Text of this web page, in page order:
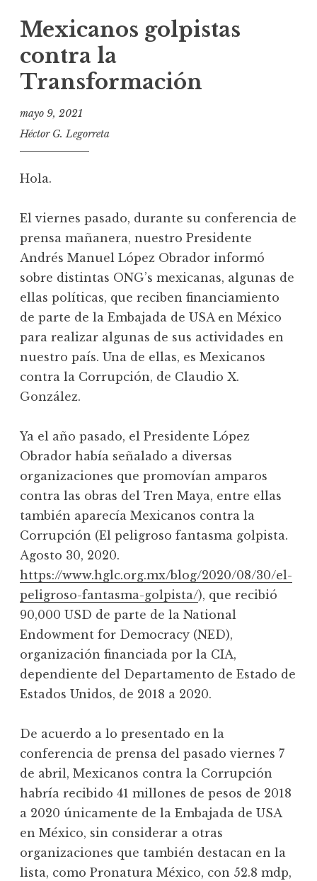
Mexicanos golpistas
contra la
Transformación
mayo 9, 2021
Héctor G. Legorreta
Hola.
El viernes pasado, durante su conferencia de
prensa mañanera, nuestro Presidente
Andrés Manuel López Obrador informó
sobre distintas ONG’s mexicanas, algunas de
ellas políticas, que reciben financiamiento
de parte de la Embajada de USA en México
para realizar algunas de sus actividades en
nuestro país. Una de ellas, es Mexicanos
contra la Corrupción, de Claudio X.
González.
Ya el año pasado, el Presidente López
Obrador había señalado a diversas
organizaciones que promovían amparos
contra las obras del Tren Maya, entre ellas
también aparecía Mexicanos contra la
Corrupción (El peligroso fantasma golpista.
Agosto 30, 2020.
https://www.hglc.org.mx/blog/2020/08/30/el-
peligroso-fantasma-golpista/), que recibió
90,000 USD de parte de la National
Endowment for Democracy (NED),
organización financiada por la CIA,
dependiente del Departamento de Estado de
Estados Unidos, de 2018 a 2020.
De acuerdo a lo presentado en la
conferencia de prensa del pasado viernes 7
de abril, Mexicanos contra la Corrupción
habría recibido 41 millones de pesos de 2018
a 2020 únicamente de la Embajada de USA
en México, sin considerar a otras
organizaciones que también destacan en la
lista, como Pronatura México, con 52.8 mdp,